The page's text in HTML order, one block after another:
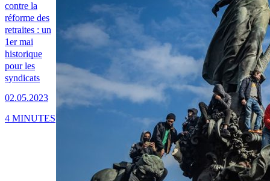
contre la
réforme des
retraites : un
1er mai
historique
pour les
syndicats
02.05.2023
4 MINUTES